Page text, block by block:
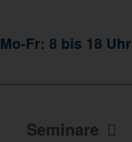
Mo-Fr: 8 bis 18 Uhr
Seminare